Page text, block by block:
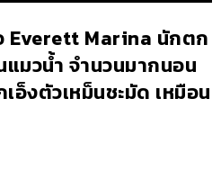
Everett Marina นักตก
แมวน้ำ จำนวนมากนอน
อ็งตัวเหม็นชะมัด เหมือน